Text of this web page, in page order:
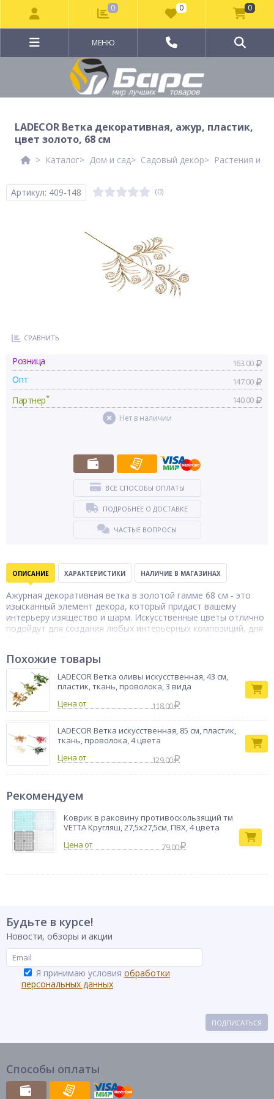
МЕНЮ
LADECOR Ветка декоративная, ажур, пластик,
цвет золото, 68 см
Каталог Дом и сад Садовый декор Растения
Артикул: 409-148 (0)
СРАВНИТЬ
Розница 163.00
Опт 147.00
Партнер* 140.00
Нет в наличии
ВСЕ СПОСОБЫ ОПЛАТЫ
ПОДРОБНЕЕ О ДОСТАВКЕ
ЧАСТЫЕ ВОПРОСЫ
ОПИСАНИЕ ХАРАКТЕРИСТИКИ НАЛИЧИЕ В МАГАЗИНАХ
Ажурная декоративная ветка в золотой гамме 68 см - это
изысканный элемент декора, который придаст вашему
интерьеру изящество и шарм. Искусственные цветы отлично
подойдут для создания любых интерьерных композиций, для
нескольких веточек Вы сможете составить уникальную
композицию, которая преобразит интерьер квартиры или
офиса. Растение изготовлено из пластика.
Тип товара
декоративная
Бренд
LADECOR
Похожие товары
LADECOR Ветка оливы искусственная, 43 см,
пластик, ткань, проволока, 3 вида
Цена от
118.00
LADECOR Ветка искусственная, 85 см, пластик,
ткань, проволока, 4 цвета
Цена от
129.00
Рекомендуем
Коврик в раковину противоскользящий тм
VETTA Кругляш, 27,5х27,5см, ПВХ, 4 цвета
79.00
Будьте в курсе!
Новости, обзоры и акции
Я принимаю условия обработки
персональных данных
ПОДПИСАТЬСЯ
Способы оплаты
0 0 0